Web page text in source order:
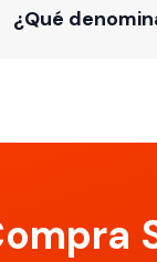
¿Qué